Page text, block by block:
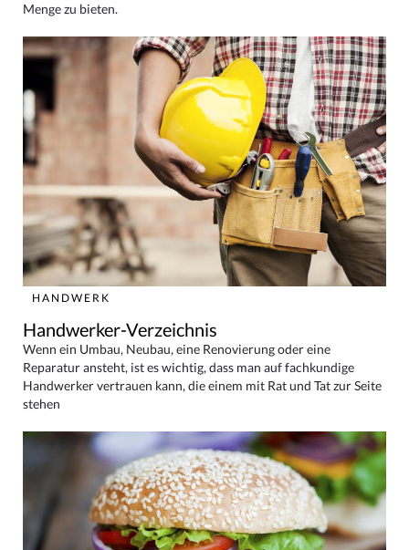
Menge zu bieten.
HANDWERK
Handwerker-Verzeichnis
Wenn ein Umbau, Neubau, eine Renovierung oder eine
Reparatur ansteht, ist es wichtig, dass man auf fachkundige
Handwerker vertrauen kann, die einem mit Rat und Tat zur Seite
stehen